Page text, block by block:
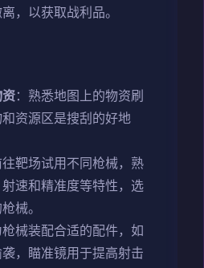
，以获取战利品。
资：熟悉地图上的物资刷
资源区是搜刮的好地
往靶场试用不同枪械，熟
速和精准度等特性，选
械。
枪械装配合适的配件，如
，瞄准镜用于提高射击